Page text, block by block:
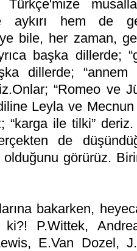
Türkçe'mize
aykırı hem de
bile, her zaman,
başka dillerde;
dillerde;
“Romeo ve
Leyla ve
“karga ile tilki” deriz.
de
görürüz.
bakarken,
ki?! P.Wittek,
E.Van Dozel,